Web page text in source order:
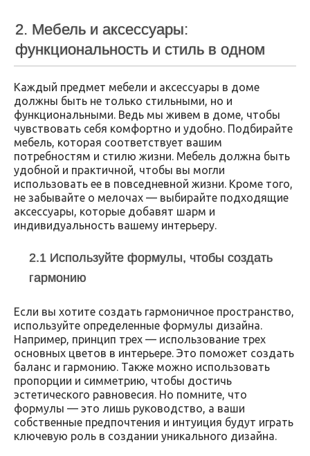
2. Мебель и аксессуары:
функциональность и стиль в одном
Каждый предмет мебели и аксессуары в доме
должны быть не только стильными, но и
функциональными. Ведь мы живем в доме, чтобы
чувствовать себя комфортно и удобно. Подбирайте
мебель, которая соответствует вашим
потребностям и стилю жизни. Мебель должна быть
удобной и практичной, чтобы вы могли
использовать ее в повседневной жизни. Кроме того,
не забывайте о мелочах — выбирайте подходящие
аксессуары, которые добавят шарм и
индивидуальность вашему интерьеру.
2.1 Используйте формулы, чтобы создать
гармонию
Если вы хотите создать гармоничное пространство,
используйте определенные формулы дизайна.
Например, принцип трех — использование трех
основных цветов в интерьере. Это поможет создать
баланс и гармонию. Также можно использовать
пропорции и симметрию, чтобы достичь
эстетического равновесия. Но помните, что
формулы — это лишь руководство, а ваши
собственные предпочтения и интуиция будут играть
ключевую роль в создании уникального дизайна.